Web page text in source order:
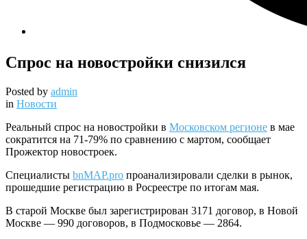
Спрос на новостройки снизился
Posted by admin
in Новости
Реальный спрос на новостройки в Московском регионе в мае
сократится на 71-79% по сравнению с мартом, сообщает
Прожектор новостроек.
Специалисты bnMAP.pro проанализировали сделки в рынок,
прошедшие регистрацию в Росреестре по итогам мая.
В старой Москве был зарегистрирован 3171 договор, в Новой
Москве — 990 договоров, в Подмосковье — 2864.